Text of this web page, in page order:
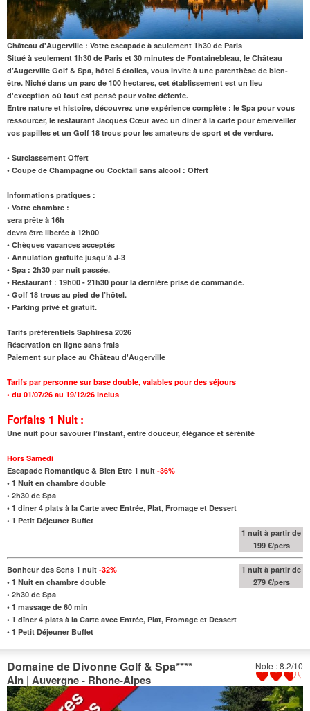
Château d'Augerville : Votre escapade à seulement 1h30 de Paris
Situé à seulement 1h30 de Paris et 30 minutes de Fontainebleau, le Château
d’Augerville Golf & Spa, hôtel 5 étoiles, vous invite à une parenthèse de bien-
être. Niché dans un parc de 100 hectares, cet établissement est un lieu
d'exception où tout est pensé pour votre détente.
Entre nature et histoire, découvrez une expérience complète : le Spa pour vous
ressourcer, le restaurant Jacques Cœur avec un diner à la carte pour émerveiller
vos papilles et un Golf 18 trous pour les amateurs de sport et de verdure.
• Surclassement Offert
• Coupe de Champagne ou Cocktail sans alcool : Offert
Informations pratiques :
• Votre chambre :
sera prête à 16h
devra être liberée à 12h00
• Chèques vacances acceptés
• Annulation gratuite jusqu’à J-3
• Spa : 2h30 par nuit passée.
• Restaurant : 19h00 - 21h30 pour la dernière prise de commande.
• Golf 18 trous au pied de l’hôtel.
• Parking privé et gratuit.
Tarifs préférentiels Saphiresa 2026
Réservation en ligne sans frais
Paiement sur place au Château d'Augerville
Tarifs par personne sur base double, valables pour des séjours
• du 01/07/26 au 19/12/26 inclus
Forfaits 1 Nuit :
Une nuit pour savourer l’instant, entre douceur, élégance et sérénité
Hors Samedi
Escapade Romantique & Bien Etre 1 nuit -36%
• 1 Nuit en chambre double
• 2h30 de Spa
• 1 diner 4 plats à la Carte avec Entrée, Plat, Fromage et Dessert
• 1 Petit Déjeuner Buffet
1 nuit à partir de
199 €/pers
Bonheur des Sens 1 nuit -32%
• 1 Nuit en chambre double
• 2h30 de Spa
• 1 massage de 60 min
• 1 dîner 4 plats à la Carte avec Entrée, Plat, Fromage et Dessert
• 1 Petit Déjeuner Buffet
1 nuit à partir de
279 €/pers
Note : 8.2/10
Domaine de Divonne Golf & Spa****
Ain | Auvergne - Rhone-Alpes